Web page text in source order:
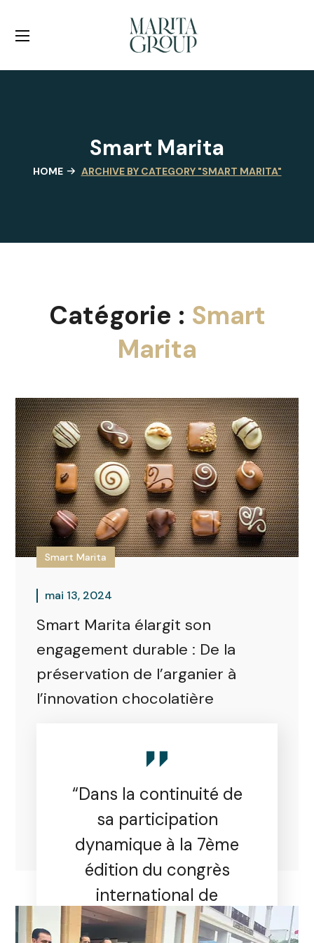
Smart Marita
HOME ARCHIVE BY CATEGORY "SMART MARITA"
Catégorie : Smart
Marita
Smart Marita
mai 13, 2024
Smart Marita élargit son
engagement durable : De la
préservation de l’arganier à
l’innovation chocolatière
“Dans la continuité de
sa participation
dynamique à la 7ème
édition du congrès
international de
l’Arganier, Smart Marita